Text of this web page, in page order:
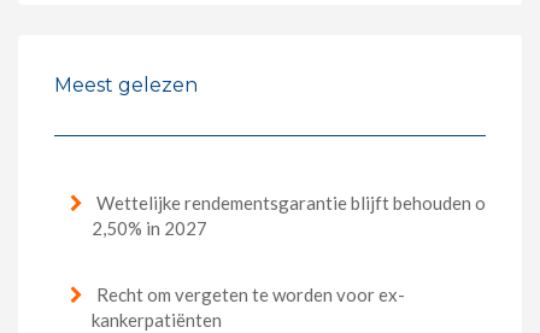
Meest gelezen
Wettelijke rendementsgarantie blijft behouden op
2,50% in 2027
Recht om vergeten te worden voor ex-
kankerpatiënten